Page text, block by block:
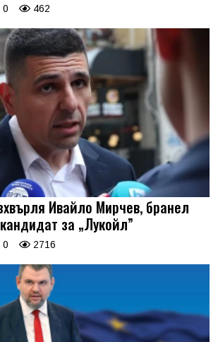
0 462
Ивайло Мирчев, бранел
за „Лукойл”
0 2716